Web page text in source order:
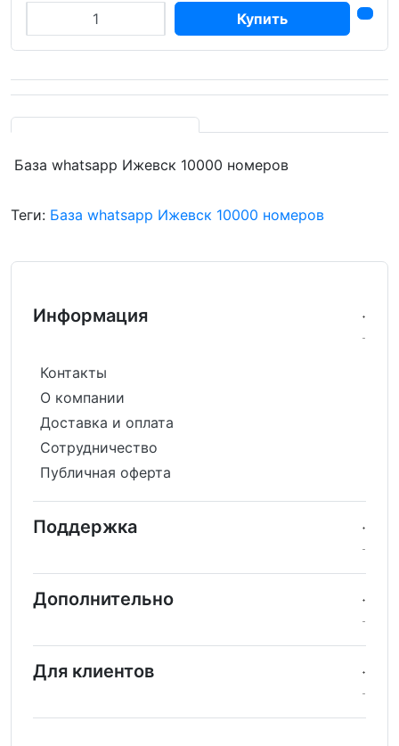
Купить
База whatsapp Ижевск 10000 номеров
Теги: База whatsapp Ижевск 10000 номеров
Информация
Контакты
О компании
Доставка и оплата
Сотрудничество
Публичная оферта
Поддержка
Дополнительно
Для клиентов